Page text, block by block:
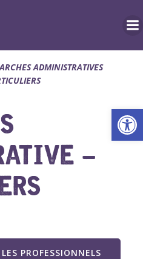
ADMINISTRATIVES
–
PROFESSIONNELS